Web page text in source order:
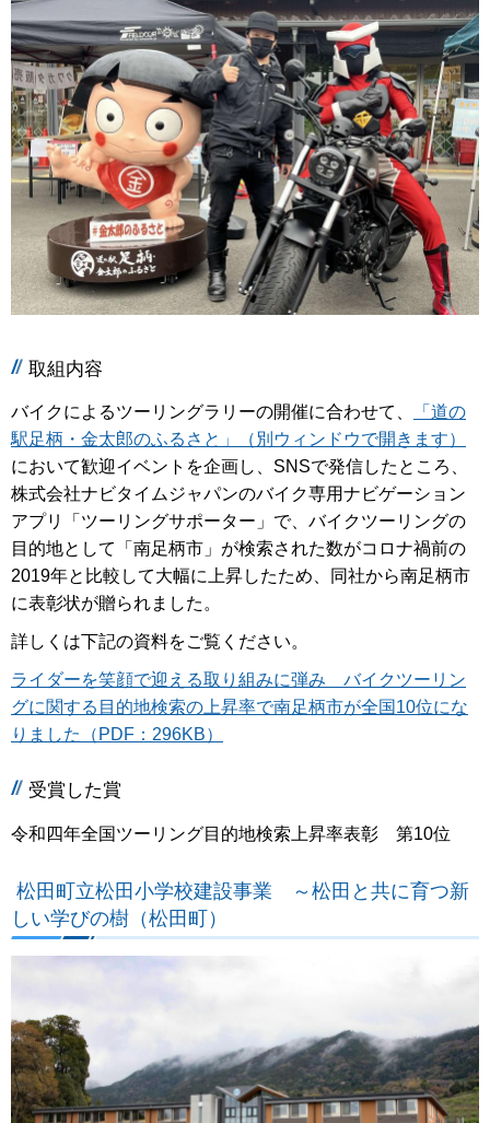
取組内容
バイクによるツーリングラリーの開催に合わせて、
「道の
駅足柄・金太郎のふるさと」（別ウィンドウで開きます）
において歓迎イベントを企画し、SNSで発信したところ、
株式会社ナビタイムジャパンのバイク専用ナビゲーション
アプリ「ツーリングサポーター」で、バイクツーリングの
目的地として「南足柄市」が検索された数がコロナ禍前の
2019年と比較して大幅に上昇したため、同社から南足柄市
に表彰状が贈られました。
詳しくは下記の資料をご覧ください。
ライダーを笑顔で迎える取り組みに弾み バイクツーリン
グに関する目的地検索の上昇率で南足柄市が全国10位にな
りました（PDF：296KB）
受賞した賞
令和四年全国ツーリング目的地検索上昇率表彰 第10位
松田町立松田小学校建設事業 ～松田と共に育つ新
しい学びの樹（松田町）